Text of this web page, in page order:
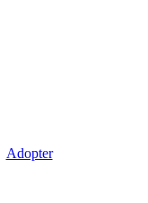
Adopter